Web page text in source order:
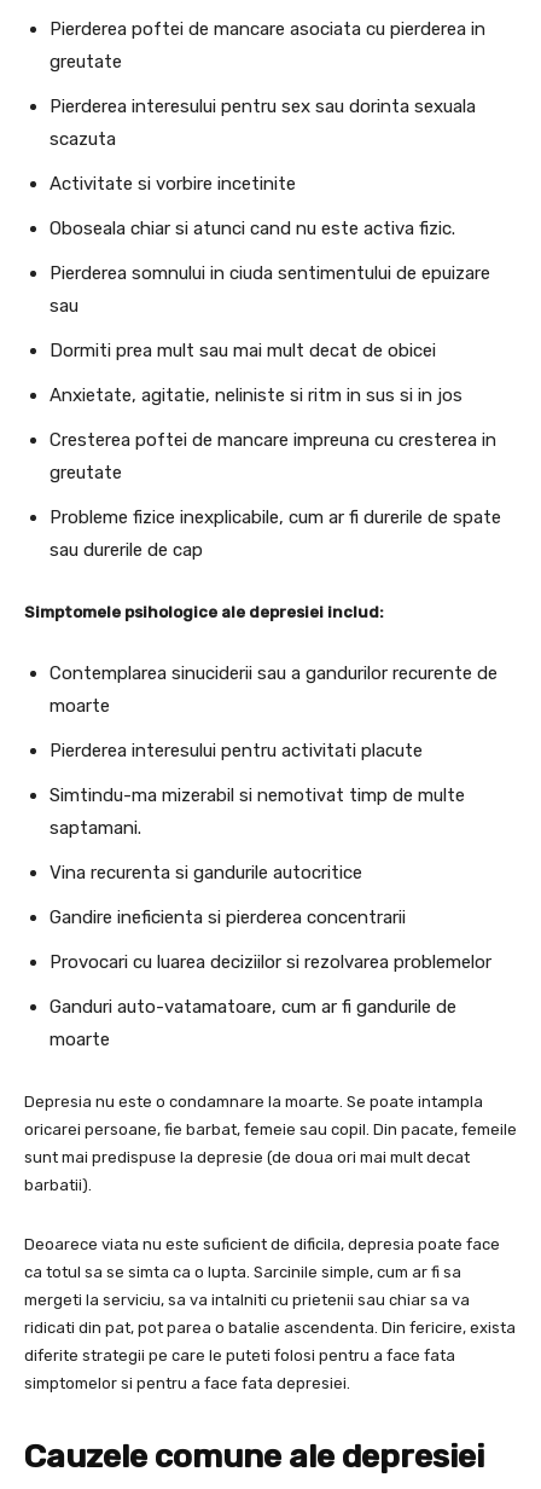
Pierderea poftei de mancare asociata cu pierderea in
greutate
Pierderea interesului pentru sex sau dorinta sexuala
scazuta
Activitate si vorbire incetinite
Oboseala chiar si atunci cand nu este activa fizic.
Pierderea somnului in ciuda sentimentului de epuizare
sau
Dormiti prea mult sau mai mult decat de obicei
Anxietate, agitatie, neliniste si ritm in sus si in jos
Cresterea poftei de mancare impreuna cu cresterea in
greutate
Probleme fizice inexplicabile, cum ar fi durerile de spate
sau durerile de cap
Simptomele psihologice ale depresiei includ:
Contemplarea sinuciderii sau a gandurilor recurente de
moarte
Pierderea interesului pentru activitati placute
Simtindu-ma mizerabil si nemotivat timp de multe
saptamani.
Vina recurenta si gandurile autocritice
Gandire ineficienta si pierderea concentrarii
Provocari cu luarea deciziilor si rezolvarea problemelor
Ganduri auto-vatamatoare, cum ar fi gandurile de
moarte
Depresia nu este o condamnare la moarte. Se poate intampla
oricarei persoane, fie barbat, femeie sau copil. Din pacate, femeile
sunt mai predispuse la depresie (de doua ori mai mult decat
barbatii).
Deoarece viata nu este suficient de dificila, depresia poate face
ca totul sa se simta ca o lupta. Sarcinile simple, cum ar fi sa
mergeti la serviciu, sa va intalniti cu prietenii sau chiar sa va
ridicati din pat, pot parea o batalie ascendenta. Din fericire, exista
diferite strategii pe care le puteti folosi pentru a face fata
simptomelor si pentru a face fata depresiei.
Cauzele comune ale depresiei